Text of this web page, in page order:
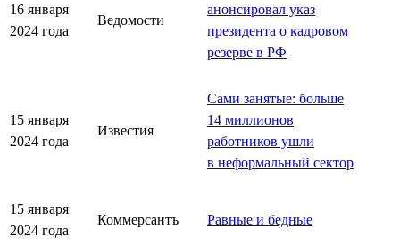
16 января
2024 года
Ведомости
анонсировал указ
президента о кадровом
резерве в РФ
15 января
2024 года
Известия
Сами занятые: больше
14 миллионов
работников ушли
в неформальный сектор
15 января
2024 года
Коммерсантъ Равные и бедные